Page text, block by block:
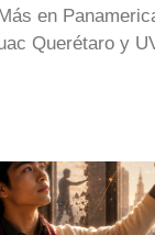
en
Querétaro y